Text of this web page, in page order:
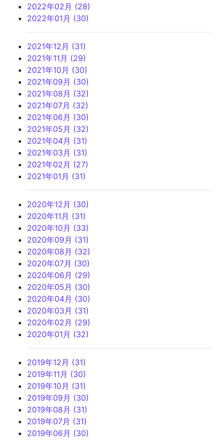
2022年02月 (28)
2022年01月 (30)
2021年12月 (31)
2021年11月 (29)
2021年10月 (30)
2021年09月 (30)
2021年08月 (32)
2021年07月 (32)
2021年06月 (30)
2021年05月 (32)
2021年04月 (31)
2021年03月 (31)
2021年02月 (27)
2021年01月 (31)
2020年12月 (30)
2020年11月 (31)
2020年10月 (33)
2020年09月 (31)
2020年08月 (32)
2020年07月 (30)
2020年06月 (29)
2020年05月 (30)
2020年04月 (30)
2020年03月 (31)
2020年02月 (29)
2020年01月 (32)
2019年12月 (31)
2019年11月 (30)
2019年10月 (31)
2019年09月 (30)
2019年08月 (31)
2019年07月 (31)
2019年06月 (30)